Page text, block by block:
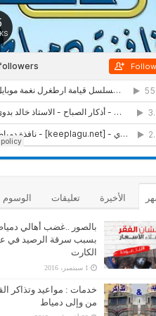
الأخيرة تعليقات الوسوم
بالصور ..غضب أهالي
بسبب سرقة الرصيد في
الكارت
1 سبتمبر، 2016
خدمات : مواعيد وتذاكر
من وإلى دمياط